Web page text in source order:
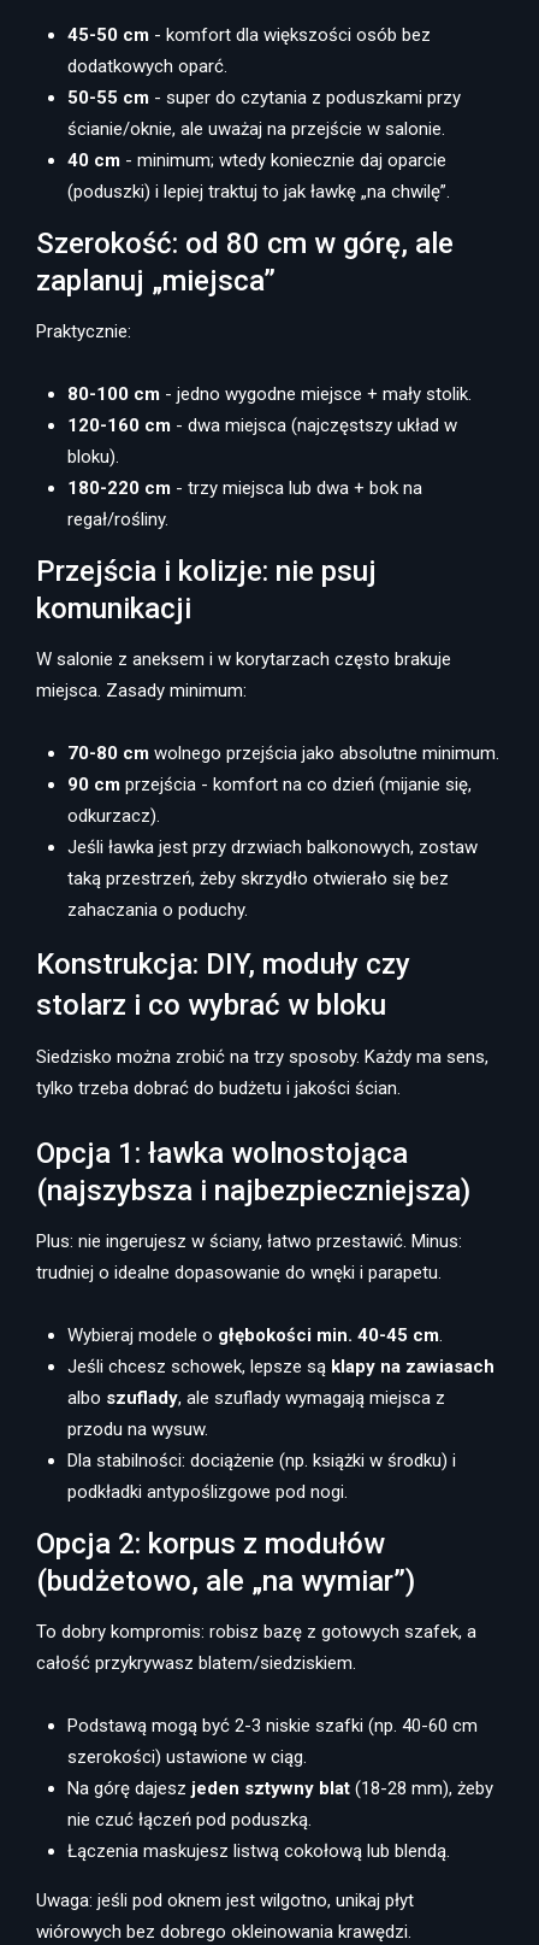
45-50 cm - komfort dla większości osób bez
dodatkowych oparć.
50-55 cm - super do czytania z poduszkami przy
ścianie/oknie, ale uważaj na przejście w salonie.
40 cm - minimum; wtedy koniecznie daj oparcie
(poduszki) i lepiej traktuj to jak ławkę „na chwilę”.
Szerokość: od 80 cm w górę, ale
zaplanuj „miejsca”
Praktycznie:
80-100 cm - jedno wygodne miejsce + mały stolik.
120-160 cm - dwa miejsca (najczęstszy układ w
bloku).
180-220 cm - trzy miejsca lub dwa + bok na
regał/rośliny.
Przejścia i kolizje: nie psuj
komunikacji
W salonie z aneksem i w korytarzach często brakuje
miejsca. Zasady minimum:
70-80 cm wolnego przejścia jako absolutne minimum.
90 cm przejścia - komfort na co dzień (mijanie się,
odkurzacz).
Jeśli ławka jest przy drzwiach balkonowych, zostaw
taką przestrzeń, żeby skrzydło otwierało się bez
zahaczania o poduchy.
Konstrukcja: DIY, moduły czy
stolarz i co wybrać w bloku
Siedzisko można zrobić na trzy sposoby. Każdy ma sens,
tylko trzeba dobrać do budżetu i jakości ścian.
Opcja 1: ławka wolnostojąca
(najszybsza i najbezpieczniejsza)
Plus: nie ingerujesz w ściany, łatwo przestawić. Minus:
trudniej o idealne dopasowanie do wnęki i parapetu.
Wybieraj modele o głębokości min. 40-45 cm.
Jeśli chcesz schowek, lepsze są klapy na zawiasach
albo szuflady, ale szuflady wymagają miejsca z
przodu na wysuw.
Dla stabilności: dociążenie (np. książki w środku) i
podkładki antypoślizgowe pod nogi.
Opcja 2: korpus z modułów
(budżetowo, ale „na wymiar”)
To dobry kompromis: robisz bazę z gotowych szafek, a
całość przykrywasz blatem/siedziskiem.
Podstawą mogą być 2-3 niskie szafki (np. 40-60 cm
szerokości) ustawione w ciąg.
Na górę dajesz jeden sztywny blat (18-28 mm), żeby
nie czuć łączeń pod poduszką.
Łączenia maskujesz listwą cokołową lub blendą.
Uwaga: jeśli pod oknem jest wilgotno, unikaj płyt
wiórowych bez dobrego okleinowania krawędzi.